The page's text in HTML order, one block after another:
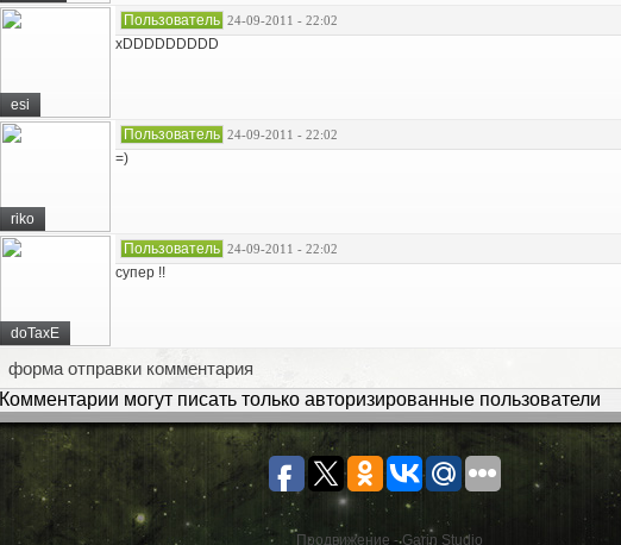
esi
Пользователь 24-09-2011 - 22:02
xDDDDDDDDD
riko
Пользователь 24-09-2011 - 22:02
=)
doTaxE
Пользователь 24-09-2011 - 22:02
супер !!
форма отправки комментария
Комментарии могут писать только авторизированные пользователи
Продвижение - Garin Studio